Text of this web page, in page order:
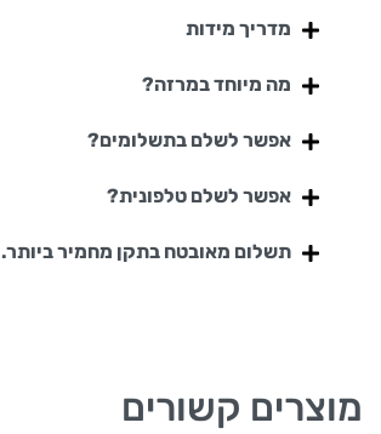
מדריך מידות
מה מיוחד במרזה?
אפשר לשלם בתשלומים?
אפשר לשלם טלפונית?
תשלום מאובטח בתקן מחמיר ביותר.
מוצרים קשורים